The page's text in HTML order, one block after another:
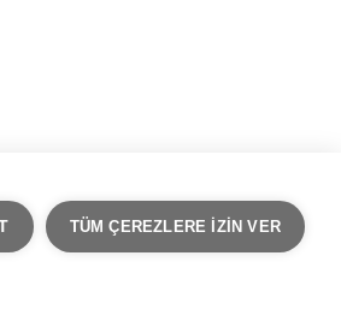
TÜM ÇEREZLERE IZIN VER